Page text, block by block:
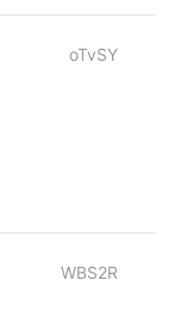
oTvSY
WBS2R